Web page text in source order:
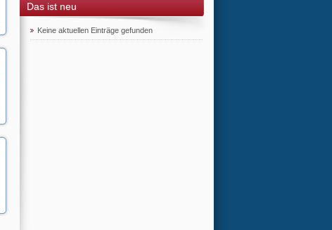
Das ist neu
Keine aktuellen Einträge gefunden